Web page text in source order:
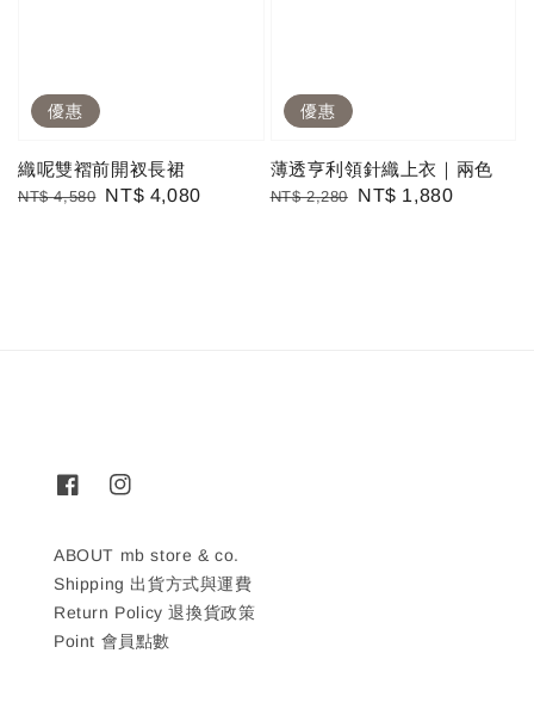
優惠
織呢雙褶前開衩長裙
Regular
NT$ 4,580 Sale
NT$ 4,080
優惠
薄透亨利領針織上衣｜兩色
Regular
NT$ 2,280
Sale
NT$ 1,880
ABOUT mb store & co.
Shipping 出貨方式與運費
Return Policy 退換貨政策
Point 會員點數